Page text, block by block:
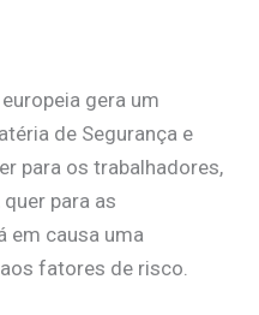
gera um
de Segurança e
para os trabalhadores,
para as
em causa uma
fatores de risco.